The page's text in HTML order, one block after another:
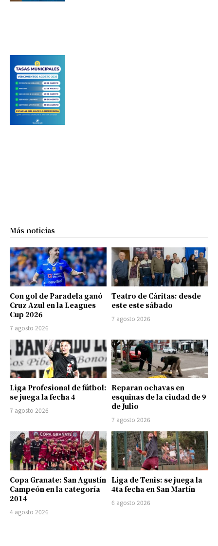
Más noticias
Con gol de Paradela ganó
Cruz Azul en la Leagues
Cup 2026
7 agosto 2026
Teatro de Cáritas: desde
este este sábado
7 agosto 2026
Liga Profesional de fútbol:
se juega la fecha 4
7 agosto 2026
Reparan ochavas en
esquinas de la ciudad de 9
de Julio
7 agosto 2026
Copa Granate: San Agustín
Campeón en la categoría
2014
4 agosto 2026
Liga de Tenis: se juega la
4ta fecha en San Martín
6 agosto 2026